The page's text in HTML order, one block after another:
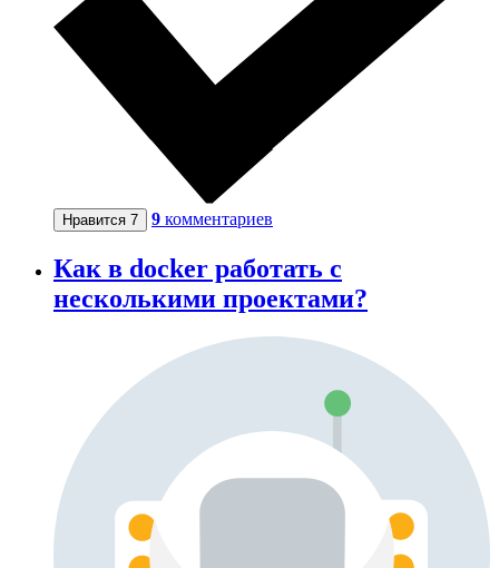
Нравится 7 9 комментариев
Как в docker работать с
несколькими проектами?